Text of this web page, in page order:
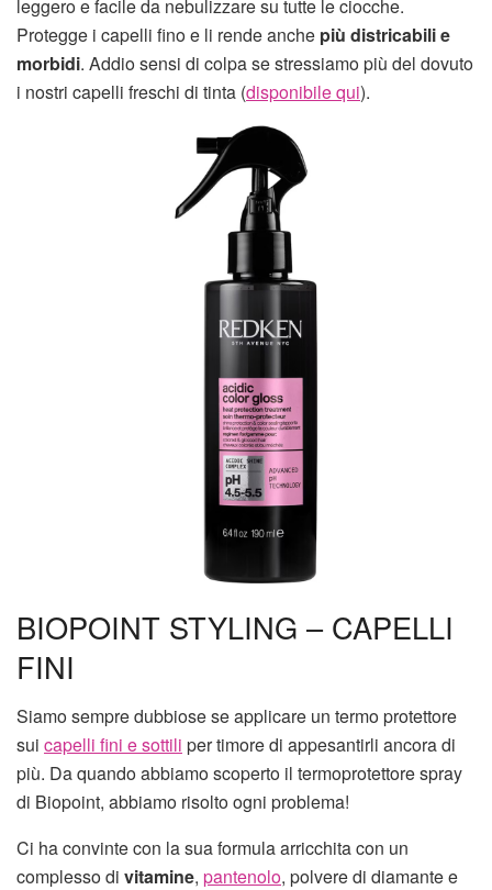
leggero e facile da nebulizzare su tutte le ciocche.
Protegge i capelli fino e li rende anche più districabili e
morbidi. Addio sensi di colpa se stressiamo più del dovuto
i nostri capelli freschi di tinta (disponibile qui).
BIOPOINT STYLING – CAPELLI
FINI
Siamo sempre dubbiose se applicare un termo protettore
sui capelli fini e sottili per timore di appesantirli ancora di
più. Da quando abbiamo scoperto il termoprotettore spray
di Biopoint, abbiamo risolto ogni problema!
Ci ha convinte con la sua formula arricchita con un
complesso di vitamine, pantenolo, polvere di diamante e